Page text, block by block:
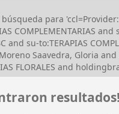
para
COMPLEMENTARIAS
su-to:TERAPIAS
Saavedra, Gloria
FLORALES and
resultados!